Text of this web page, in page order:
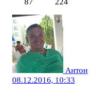
Антон
08.12.2016, 10:33